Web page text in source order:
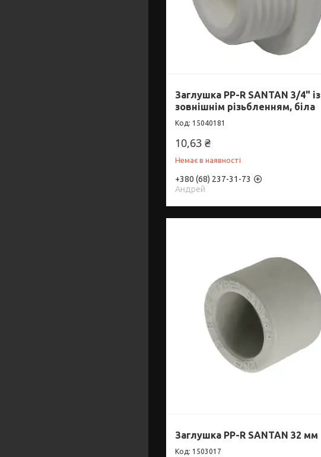
Заглушка PP-R SANTAN 3/4" із
зовнішнім різьбленням, біла
15040181
10,63 ₴
Немає в наявності
+380 (68) 237-31-73
Андрей
Заглушка PP-R SANTAN 32 мм
1503017